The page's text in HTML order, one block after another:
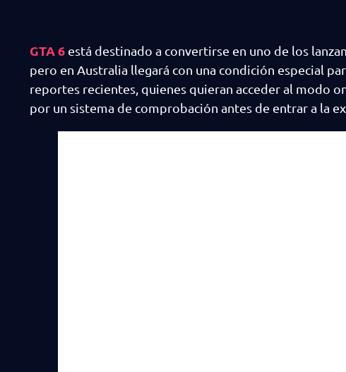
GTA 6 está destinado a convertirse en uno de los
pero en Australia llegará con una condición especial
reportes recientes, quienes quieran acceder al modo
por un sistema de comprobación antes de entrar a la